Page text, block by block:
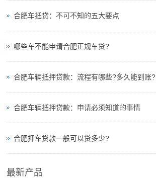
合肥车抵贷：不可不知的五大要点
哪些车不能申请合肥正规车贷?
合肥车辆抵押贷款：流程有哪些?多久能到账?
合肥车辆抵押贷款：申请必须知道的事情
合肥押车贷款一般可以贷多少?
最新产品